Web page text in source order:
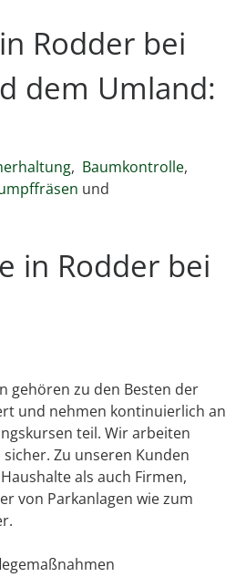
Rodder bei
dem Umland:
, Baumkontrolle,
und
in Rodder bei
gehören zu den Besten der
und nehmen kontinuierlich an
teil. Wir arbeiten
Zu unseren Kunden
als auch Firmen,
von Parkanlagen wie zum